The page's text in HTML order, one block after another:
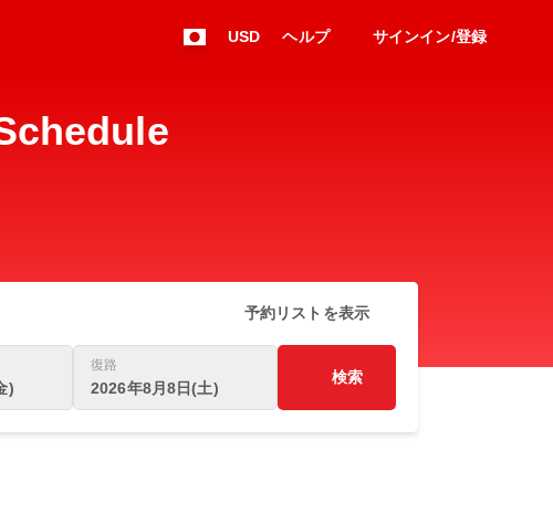
USD ヘルプ サインイン/登録
予約リストを表示
)
復路
2026年8月8日(土)
検索